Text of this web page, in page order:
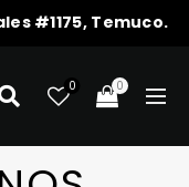
#1175, Temuco.
0 0